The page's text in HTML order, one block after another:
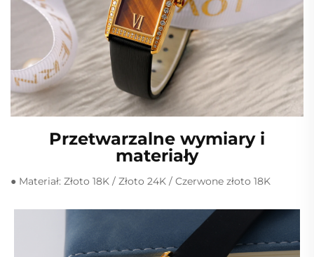
Przetwarzalne wymiary i
materiały
● Materiał: Złoto 18K / Złoto 24K / Czerwone złoto 18K